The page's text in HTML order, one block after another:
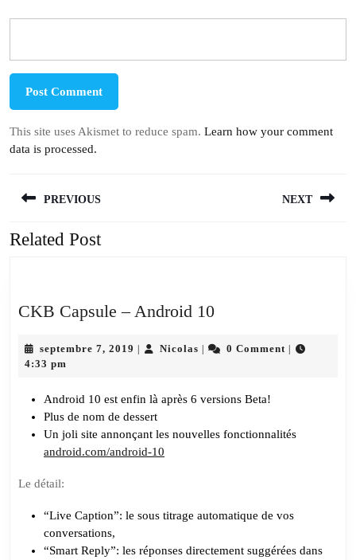
This site uses Akismet to reduce spam. Learn how your comment
data is processed.
de
l’article
PREVIOUS
Previous
NEXT
Related Post
CKB Capsule – Android 10CKB
–
10
septembre 7, 2019 septembre
NicolasNicolas0 Comment
4:33 pm
Android 10 est enfin là après 6 versions Beta!
Plus de nom de dessert
Un joli site annonçant les nouvelles fonctionnalités
android.com/android-10
Le détail:
“Live Caption”: le sous titrage automatique de vos
conversations,
“Smart Reply”: les réponses directement suggérées dans